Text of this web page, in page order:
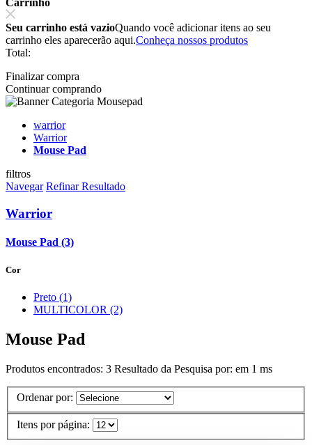
Carrinho
Seu carrinho está vazioQuando você adicionar itens ao seu
carrinho eles aparecerão aqui.Conheça nossos produtos
Total:
Finalizar compra
Continuar comprando
warrior
Warrior
Mouse Pad
filtros
Navegar Refinar Resultado
Warrior
Mouse Pad (3)
Cor
Preto (1)
MULTICOLOR (2)
Mouse Pad
Produtos encontrados: 3 Resultado da Pesquisa por: em 1 ms
Ordenar por:
Itens por página: